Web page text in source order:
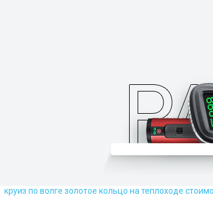
круиз по волге золотое кольцо на теплоходе